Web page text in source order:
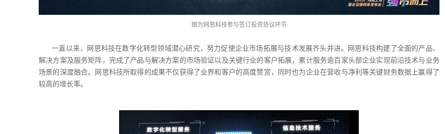
图为网思科技参与签订投资协议环节
一直以来，网思科技在数字化转型领域潜心研究，努力促使企业市场拓展与技术发展齐头并进。网思科技构建了全面的产品、
解决方案及服务矩阵，完成了产品与解决方案的市场验证以及关键行业的客户拓展，累计服务逾百家头部企业实现前沿技术与业务
场景的深度融合。网思科技所取得的成果不仅获得了业界和客户的高度赞赏，同时也为企业在营收与净利等关键财务数据上赢得了
较高的增长率。